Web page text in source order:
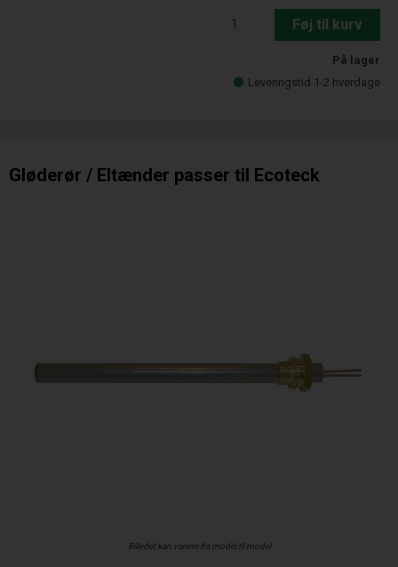
Føj til kurv
På lager
Leveringstid 1-2 hverdage
Gløderør / Eltænder passer til Ecoteck
Billedet kan variere fra model til model